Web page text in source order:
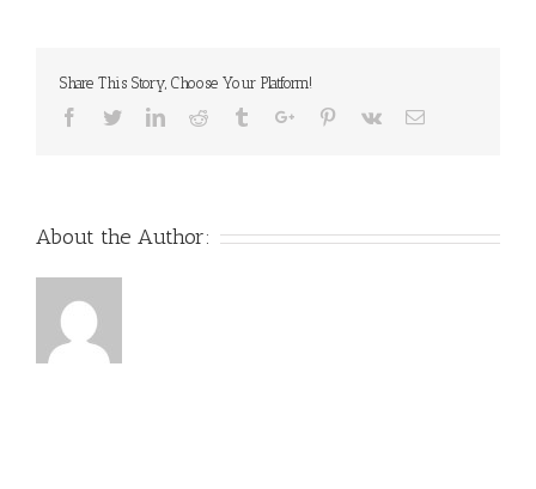
Share This Story, Choose Your Platform!
Facebook
TwitterLinkedinReddit TumblrGoogle+Pinterest
Vk Email
About the Author: